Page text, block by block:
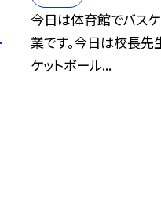
今日は体育館でバス
業です。今日は校長先
ケットボール...